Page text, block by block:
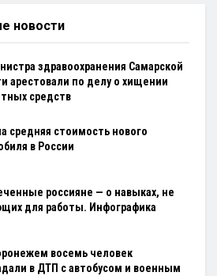
новости
здравоохранения Самарской
арестовали по делу о хищении
средств
средняя стоимость нового
в России
россияне — о навыках, не
для работы. Инфографика
восемь человек
в ДТП с автобусом и военным